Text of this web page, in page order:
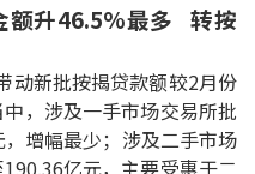
额升46.5%最多 转按
新批按揭贷款额较2月份
，涉及一手市场交易所批
增幅最少；涉及二手市场
亿元，主要受惠于二